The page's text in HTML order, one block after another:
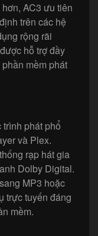
AC3 ưu tiên
trên các hệ
rộng rãi
hỗ trợ đầy
mềm phát
phát phổ
và Plex.
rạp hát gia
Dolby Digital.
MP3 hoặc
trực tuyến đáng
mềm.